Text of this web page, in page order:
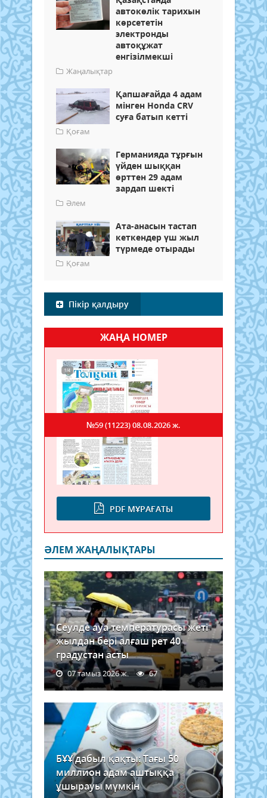
автокөлік тарихын
көрсететін
электронды
автоқұжат
енгізілмекші
Жаңалықтар
Қапшағайда 4 адам
мінген Honda CRV
суға батып кетті
Қоғам
Германияда тұрғын
үйден шыққан
өрттен 29 адам
зардап шекті
Әлем
Ата-анасын тастап
кеткендер үш жыл
түрмеде отырады
Қоғам
Пікір қалдыру
ЖАҢА НОМЕР
PDF МҰРАҒАТЫ
№59 (11223)08.08.2026 ж.
ӘЛЕМ ЖАҢАЛЫҚТАРЫ
Сеулде ауа температурасы жеті
жылдан бері алғаш рет 40
градустан асты
07 тамыз 2026 ж. 67
БҰҰ дабыл қақты: Тағы 50
миллион адам аштыққа
ұшырауы мүмкін